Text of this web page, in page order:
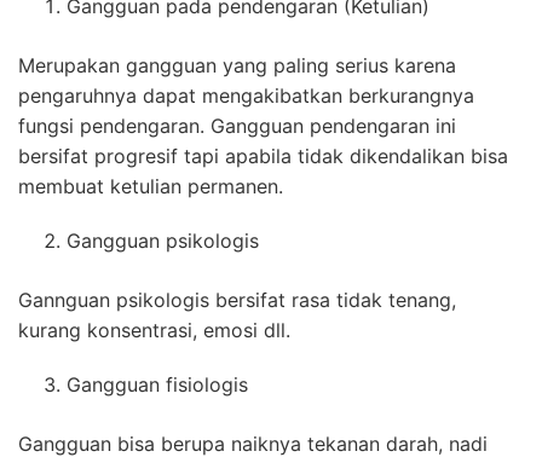
Gangguan pada pendengaran (Ketulian)
Merupakan gangguan yang paling serius karena
pengaruhnya dapat mengakibatkan berkurangnya
fungsi pendengaran. Gangguan pendengaran ini
bersifat progresif tapi apabila tidak dikendalikan bisa
membuat ketulian permanen.
Gangguan psikologis
Gannguan psikologis bersifat rasa tidak tenang,
kurang konsentrasi, emosi dll.
Gangguan fisiologis
Gangguan bisa berupa naiknya tekanan darah, nadi